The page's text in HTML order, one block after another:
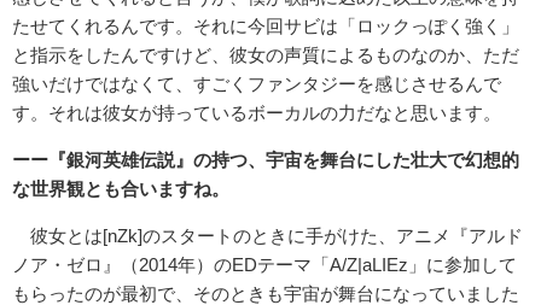
たせてくれるんです。それに今回サビは「ロックっぽく強く」
と指示をしたんですけど、彼女の声質によるものなのか、ただ
強いだけではなくて、すごくファンタジーを感じさせるんで
す。それは彼女が持っているボーカルの力だなと思います。
ーー『銀河英雄伝説』の持つ、宇宙を舞台にした壮大で幻想的
な世界観とも合いますね。
彼女とは[nZk]のスタートのときに手がけた、アニメ『アルド
ノア・ゼロ』（2014年）のEDテーマ「A/Z|aLIEz」に参加して
もらったのが最初で、そのときも宇宙が舞台になっていました